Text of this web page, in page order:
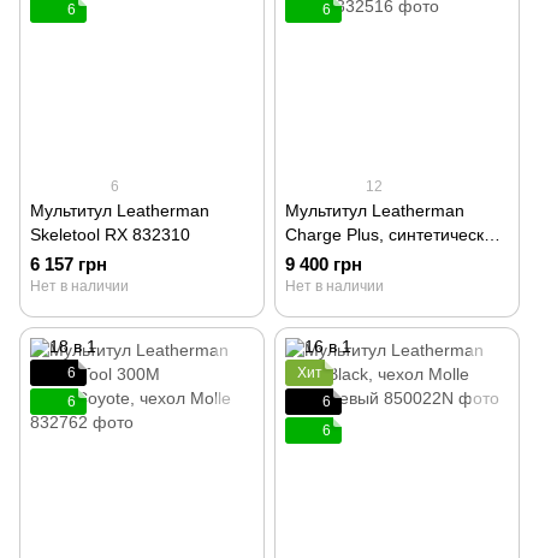
6
6
Мультитул Leatherman
Skeletool RX 832310
6 157 грн
Нет в наличии
6
12
Мультитул Leatherman
Charge Plus, синтетический
чехол 832516
9 400 грн
Нет в наличии
6
6
Хит
6
6